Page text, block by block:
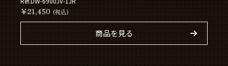
￥21,450 (税込)
商品を見る